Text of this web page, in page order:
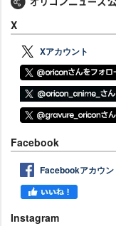
X
Xアカウント
Facebook
Facebookアカウン
Instagram